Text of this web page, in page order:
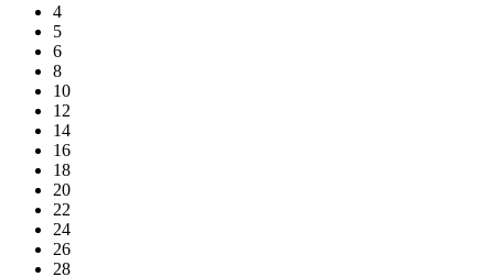
4
5
6
8
10
12
14
16
18
20
22
24
26
28